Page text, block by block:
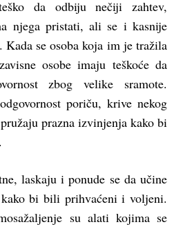
da odbiju nečiji zahtev,
njega pristati, ali se i kasnije
se osoba koja im je tražila
osobe imaju teškoće da
zbog velike sramote.
poriču, krive nekog
prazna izvinjenja kako bi
laskaju i ponude se da učine
bi bili prihvaćeni i voljeni.
su alati kojima se